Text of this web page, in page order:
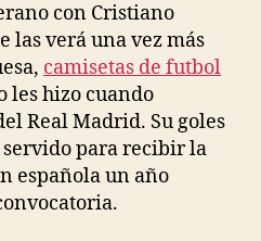
con Cristiano
las verá una vez más
camisetas de futbol
les hizo cuando
Real Madrid. Su goles
servido para recibir la
española un año